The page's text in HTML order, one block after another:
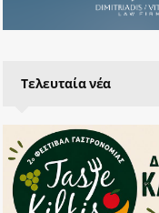
Τελευταία νέα